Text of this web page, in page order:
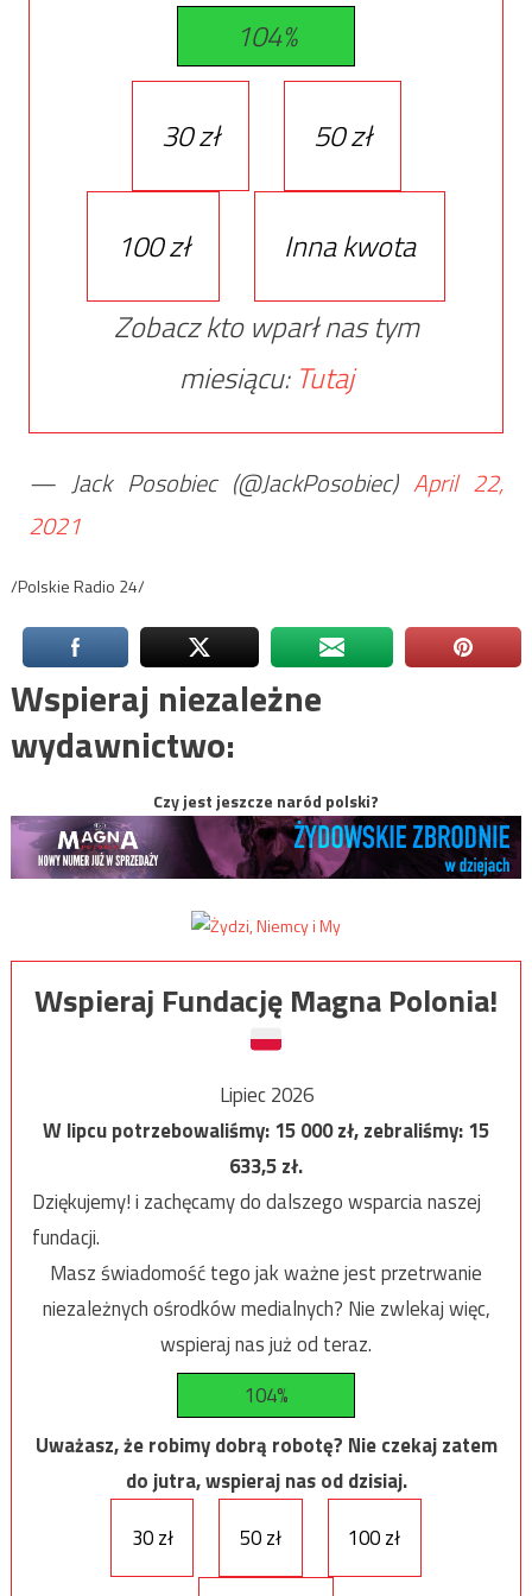
104%
30 zł 50 zł
100 zł
Inna kwota
Zobacz kto wparł nas tym
miesiącu: Tutaj
— Jack Posobiec (@JackPosobiec)April 22,
2021
/Polskie Radio 24/
Wspieraj niezależne
wydawnictwo:
Czy jest jeszcze naród polski?
Wspieraj Fundację Magna Polonia!
Lipiec 2026
W lipcu potrzebowaliśmy:15 000zł, zebraliśmy:15
633,5zł.
Dziękujemy! i zachęcamy do dalszego wsparcia naszej
fundacji.
Masz świadomość tego jak ważne jest przetrwanie
niezależnych ośrodków medialnych? Nie zwlekaj więc,
wspieraj nas już od teraz.
104%
Uważasz, że robimy dobrą robotę? Nie czekaj zatem
do jutra, wspieraj nas od dzisiaj.
30 zł
50 zł 100 zł